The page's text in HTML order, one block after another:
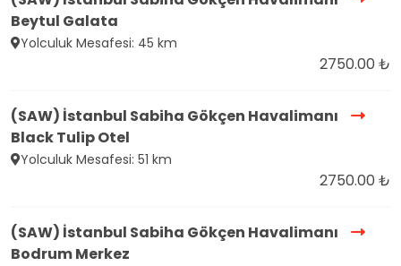
Beytul Galata
Yolculuk Mesafesi: 45 km
2750.00 ₺
(SAW) İstanbul Sabiha Gökçen Havalimanı
Black Tulip Otel
Yolculuk Mesafesi: 51 km
2750.00 ₺
(SAW) İstanbul Sabiha Gökçen Havalimanı
Bodrum Merkez